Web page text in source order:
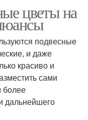
цветы на
подвесные
и даже
красиво и
сами
более
дальнейшего